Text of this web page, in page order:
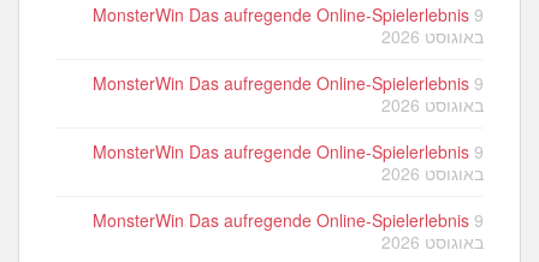
MonsterWin Das aufregende Online-Spielerlebnis 9
באוגוסט 2026
MonsterWin Das aufregende Online-Spielerlebnis 9
באוגוסט 2026
MonsterWin Das aufregende Online-Spielerlebnis 9
באוגוסט 2026
MonsterWin Das aufregende Online-Spielerlebnis 9
באוגוסט 2026